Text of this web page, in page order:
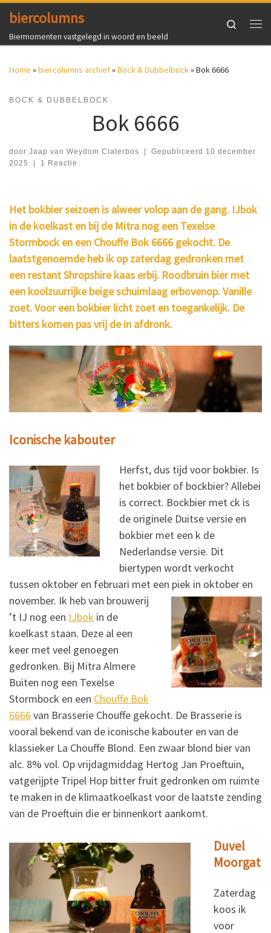
Ga naar inhoud
biercolumns
Biermomenten vastgelegd in woord en beeld
Search
Home »biercolumns archief»Bock & Dubbelbock »Bok 6666
BOCK & DUBBELBOCK
Bok 6666
door Jaap van Weydom Claterbos Gepubliceerd 10 december
2025
1 Reactie
Het bokbier seizoen is alweer volop aan de gang. IJbok
in de koelkast en bij de Mitra nog een Texelse
Stormbock en een Chouffe Bok 6666 gekocht. De
laatstgenoemde heb ik op zaterdag gedronken met
een restant Shropshire kaas erbij. Roodbruin bier met
een koolzuurrijke beige schuimlaag erbovenop. Vanille
zoet. Voor een bokbier licht zoet en toegankelijk. De
bitters komen pas vrij de in afdronk.
Iconische kabouter
Herfst, dus tijd voor bokbier. Is
het bokbier of bockbier? Allebei
is correct. Bockbier met ck is
de originele Duitse versie en
bokbier met een k de
Nederlandse versie. Dit
biertypen wordt verkocht
tussen oktober en februari met een piek in oktober en
november. Ik heb van brouwerij
’t IJ nog een IJbok in de
koelkast staan. Deze al een
keer met veel genoegen
gedronken. Bij Mitra Almere
Buiten nog een Texelse
Stormbock en een Chouffe Bok
6666van Brasserie Chouffe gekocht. De Brasserie is
vooral bekend van de iconische kabouter en van de
klassieker La Chouffe Blond. Een zwaar blond bier van
alc. 8% vol. Op vrijdagmiddag Hertog Jan Proeftuin,
vatgerijpte Tripel Hop bitter fruit gedronken om ruimte
te maken in de klimaatkoelkast voor de laatste zending
van de Proeftuin die er binnenkort aankomt.
Duvel
Moorgat
Zaterdag
koos ik
voor